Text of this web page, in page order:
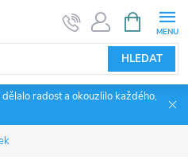
HLEDAT
NÁKUPNÍ
KOŠÍK
radost a okouzlilo každého,